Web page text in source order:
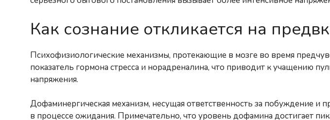
Как сознание откликается на
Психофизиологические механизмы, протекающие в мозге во время
показатель гормона стресса и норадреналина, что приводит к учащению
напряжения.
Дофаминергическая механизм, несущая ответственность за побуждение и
в процессе ожидания. Примечательно, что уровень дофамина достигает